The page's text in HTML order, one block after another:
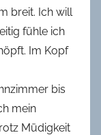
breit. Ich will
fühle ich
Im Kopf
bis
mein
Müdigkeit